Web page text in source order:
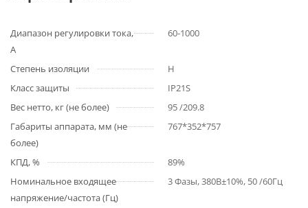
Диапазон регулировки тока,
А
60-1000
Степень изоляции
H
Класс защиты
IP21S
Вес нетто, кг (не более)
95 /209.8
Габариты аппарата, мм (не
более)
767*352*757
КПД, %
89%
Номинальное входящее
напряжение/частота (Гц)
3 Фазы, 380В±10%, 50 /60Гц